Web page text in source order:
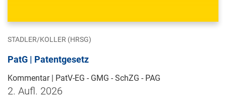
STADLER/KOLLER (HRSG)
PatG | Patentgesetz
Kommentar | PatV-EG - GMG - SchZG - PAG
2. Aufl. 2026